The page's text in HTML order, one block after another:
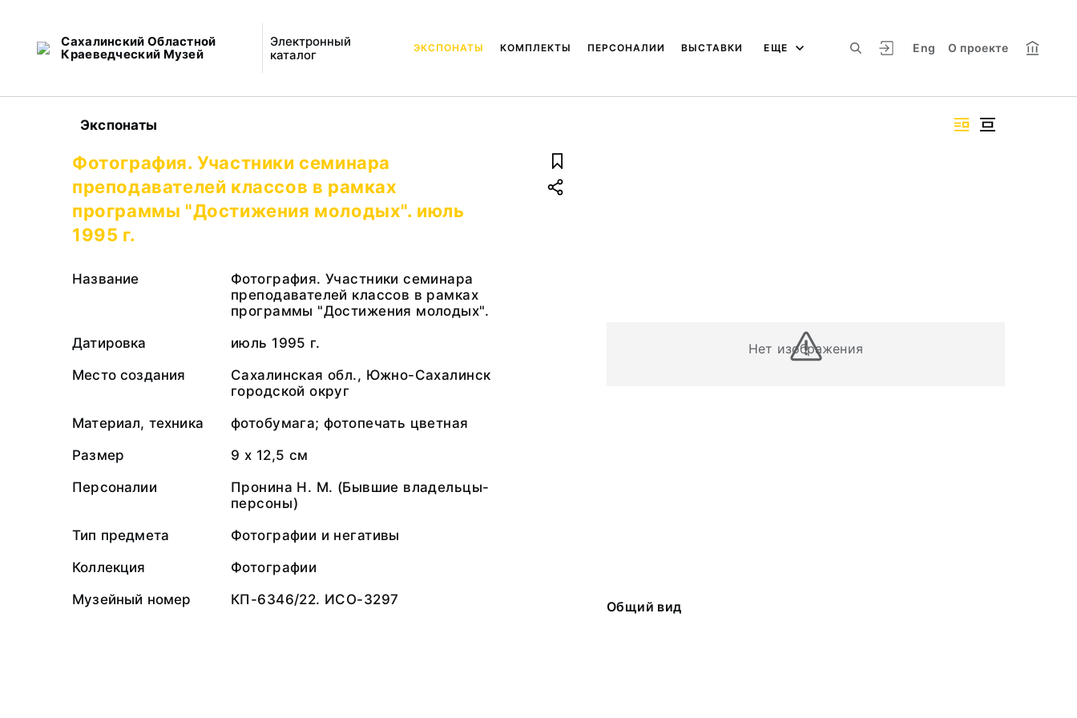
Сахалинский Областной
Краеведческий Музей
Электронный
каталог
Eng О проекте
ЭКСПОНАТЫ КОМПЛЕКТЫ ПЕРСОНАЛИИ ВЫСТАВКИ ЕЩЕ
Экспонаты
Нет изображения
Общий вид
Фотография. Участники семинара
преподавателей классов в рамках
программы "Достижения молодых". июль
1995 г.
Название
Фотография. Участники семинара
преподавателей классов в рамках
программы "Достижения молодых".
Датировка
июль 1995 г.
Место создания
Сахалинская обл., Южно-Сахалинск
городской округ
Материал, техника
фотобумага; фотопечать цветная
Размер
9 х 12,5 см
Персоналии
Пронина Н. М. (Бывшие владельцы-
персоны)
Тип предмета
Фотографии и негативы
Коллекция
Фотографии
Музейный номер
КП-6346/22. ИСО-3297